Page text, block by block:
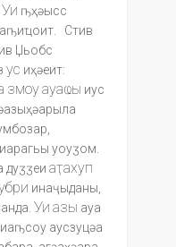
Уи ҧҳәысс
аҧиҵоит. Стив
Џьобс
ус иҳәеит:
змоуауаҩы иус
уоуӡом.
дуӡӡеи аҭахуп
инаҷыданы,
Уи азы ауа
аусзуцәа